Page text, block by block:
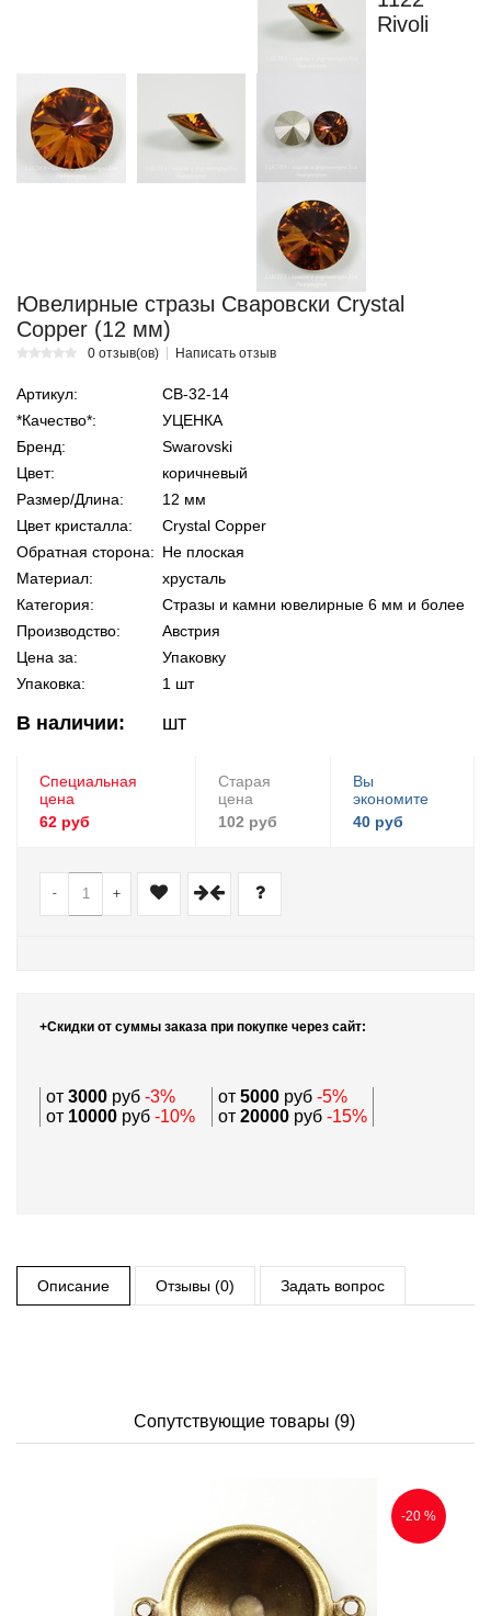
Rivoli
Ювелирные стразы Сваровски Crystal
Copper (12 мм)
0 отзыв(ов) Написать отзыв
Артикул:
СВ-32-14
*Качество*:
УЦЕНКА
Бренд:
Swarovski
Цвет:
коричневый
Размер/Длина:
12 мм
Цвет кристалла:
Crystal Copper
Обратная сторона: Не плоская
Материал:
хрусталь
Категория:
Стразы и камни ювелирные 6 мм и более
Производство:
Австрия
Цена за:
Упаковку
Упаковка:
1 шт
В наличии: шт
Специальная
цена
62 руб
Старая
цена
102 руб
Вы
экономите
40 руб
- +
+Скидки от суммы заказа при покупке через сайт:
от 3000 руб -3% от 5000 руб -5%
от 10000 руб -10% от 20000 руб -15%
Описание Отзывы (0) Задать вопрос
Сопутствующие товары (9)
-20 %